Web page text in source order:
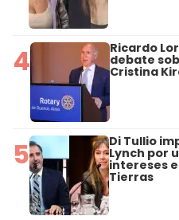
4 Ricardo
debate
Cristina
5 Di Tullio
Lynch por
intereses
Tierras